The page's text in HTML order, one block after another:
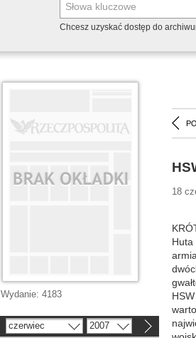
Chcesz uzyskać dostęp do
18
Huta
Wydanie: 4183
czerwiec 2007